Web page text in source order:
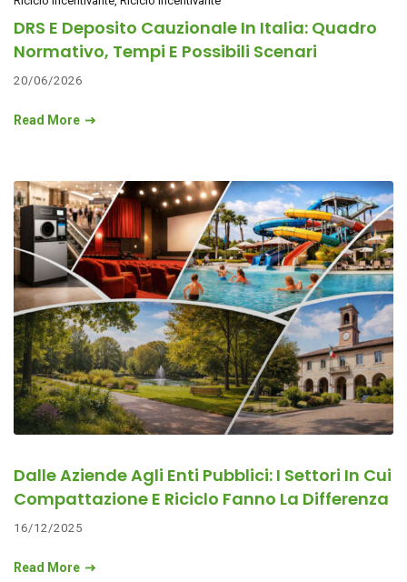
DRS E Deposito Cauzionale In Italia: Quadro
Normativo, Tempi E Possibili Scenari
20/06/2026
Read More
Dalle Aziende Agli Enti Pubblici: I Settori In Cui
Compattazione E Riciclo Fanno La Differenza
16/12/2025
Read More